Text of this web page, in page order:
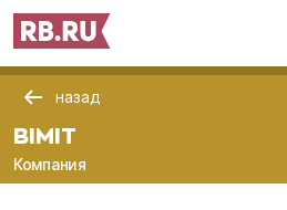
назад
BIMIT
Компания